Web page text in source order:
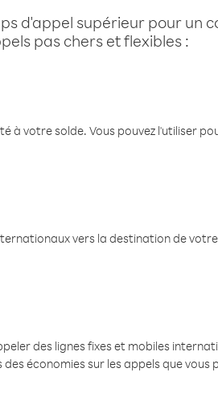
d'appel supérieur pour un
pas chers et flexibles :
votre solde. Vous pouvez l'utiliser
vers la destination de
des lignes fixes et mobiles
économies sur les appels que vous